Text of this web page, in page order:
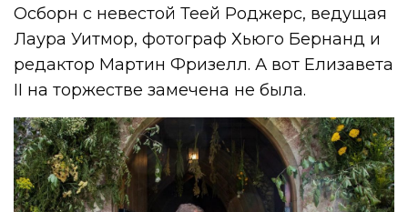
Осборн с невестой Теей Роджерс, ведущая
Лаура Уитмор, фотограф Хьюго Бернанд и
редактор Мартин Фризелл. А вот Елизавета
II на торжестве замечена не была.